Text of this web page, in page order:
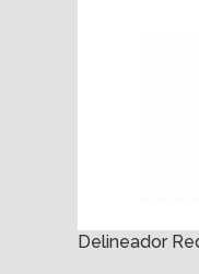
Delineador